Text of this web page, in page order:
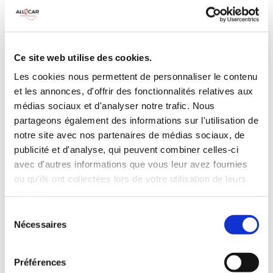
Ce site web utilise des cookies.
Les cookies nous permettent de personnaliser le contenu
et les annonces, d'offrir des fonctionnalités relatives aux
médias sociaux et d'analyser notre trafic. Nous
partageons également des informations sur l'utilisation de
notre site avec nos partenaires de médias sociaux, de
publicité et d'analyse, qui peuvent combiner celles-ci
avec d'autres informations que vous leur avez fournies
ou qu'ils ont collectées lors de votre utilisation de leurs
Nécessaires
Préférences
100 CV
INCLUS À LA LOCATION
Killométrage illimité
Assurance tous risques (hors franchise)
Carburant : plein à rendre plein
CONDITIONS DE LOCATION
Age minimum :20 ans
ASSURANCE